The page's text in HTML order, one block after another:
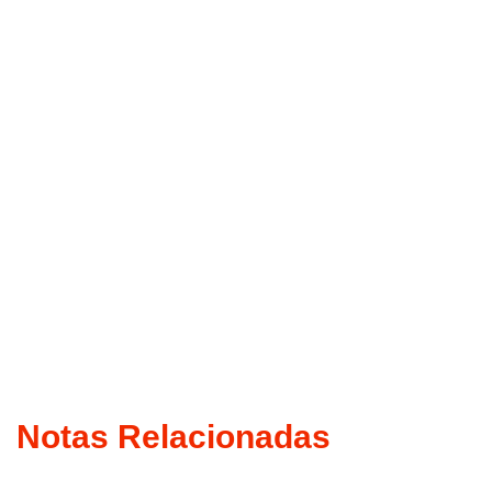
Notas Relacionadas